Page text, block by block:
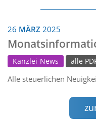
26 MÄRZ 2025
Kanzlei-News alle
Alle steuerlichen